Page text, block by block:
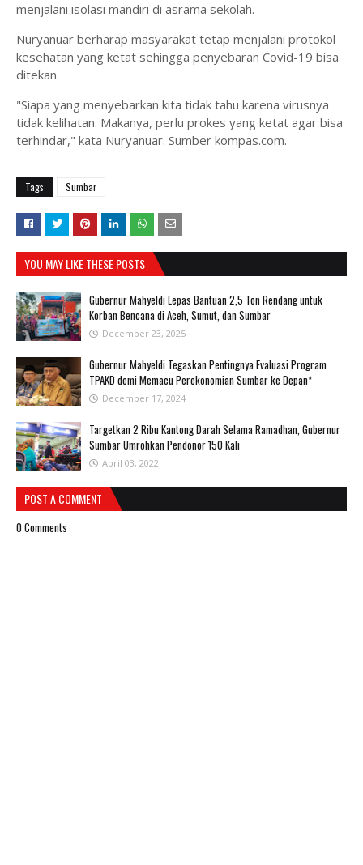
menjalani isolasi mandiri di asrama sekolah.
Nuryanuar berharap masyarakat tetap menjalani protokol
kesehatan yang ketat sehingga penyebaran Covid-19 bisa
ditekan.
"Siapa yang menyebarkan kita tidak tahu karena virusnya
tidak kelihatan. Makanya, perlu prokes yang ketat agar bisa
terhindar," kata Nuryanuar. Sumber kompas.com.
Tags Sumbar
YOU MAY LIKE THESE POSTS
Gubernur Mahyeldi Lepas Bantuan 2,5 Ton Rendang untuk
Korban Bencana di Aceh, Sumut, dan Sumbar
December 23, 2025
Gubernur Mahyeldi Tegaskan Pentingnya Evaluasi Program
TPAKD demi Memacu Perekonomian Sumbar ke Depan*
December 17, 2024
Targetkan 2 Ribu Kantong Darah Selama Ramadhan, Gubernur
Sumbar Umrohkan Pendonor 150 Kali
April 03, 2022
POST A COMMENT
0 Comments